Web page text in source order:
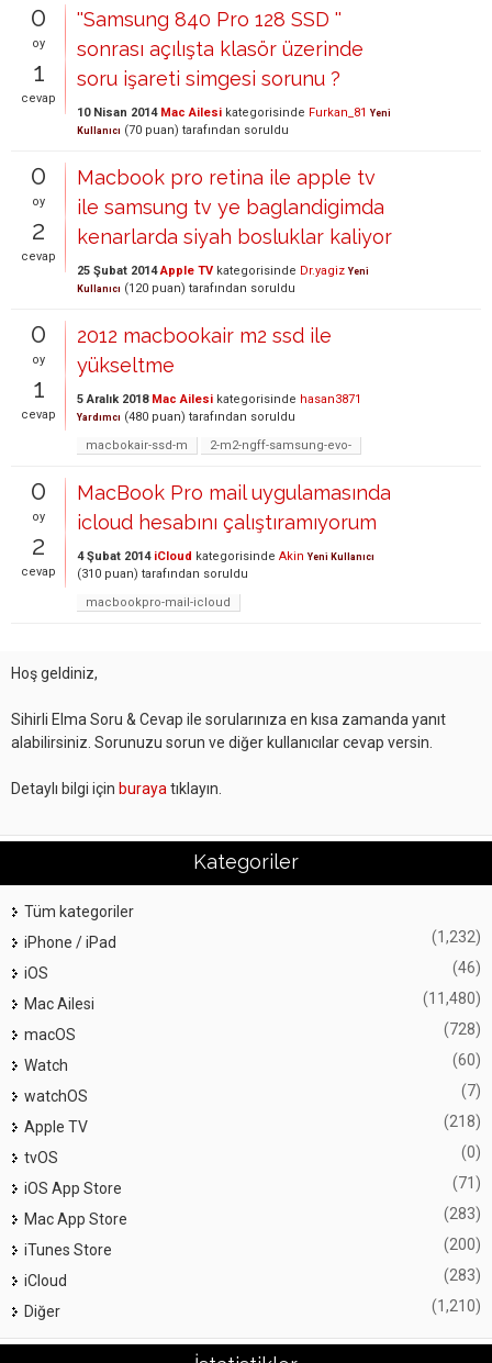
0
oy
1
cevap
''Samsung 840 Pro 128 SSD ''
sonrası açılışta klasör üzerinde
soru işareti simgesi sorunu ?
10 Nisan 2014 Mac Ailesi kategorisinde Furkan_81 Yeni
Kullanıcı (70 puan) tarafından soruldu
0
oy
2
cevap
Macbook pro retina ile apple tv
ile samsung tv ye baglandigimda
kenarlarda siyah bosluklar kaliyor
25 Şubat 2014 Apple TV kategorisinde Dr.yagiz Yeni
Kullanıcı (120 puan) tarafından soruldu
0
oy
1
cevap
2012 macbookair m2 ssd ile
yükseltme
5 Aralık 2018 Mac Ailesi kategorisinde hasan3871
Yardımcı (480 puan) tarafından soruldu
macbokair-ssd-m
2-m2-ngff-samsung-evo-
0
oy
2
cevap
MacBook Pro mail uygulamasında
icloud hesabını çalıştıramıyorum
4 Şubat 2014 iCloud kategorisinde Akin Yeni Kullanıcı
(310 puan) tarafından soruldu
macbookpro-mail-icloud
Hoş geldiniz,
Sihirli Elma Soru & Cevap ile sorularınıza en kısa zamanda yanıt
alabilirsiniz. Sorunuzu sorun ve diğer kullanıcılar cevap versin.
Detaylı bilgi için buraya tıklayın.
Kategoriler
Tüm kategoriler
iPhone / iPad
(1,232)
iOS (46)
Mac Ailesi (11,480)
macOS (728)
Watch (60)
watchOS (7)
Apple TV (218)
tvOS (0)
iOS App Store (71)
Mac App Store (283)
iTunes Store (200)
iCloud (283)
Diğer (1,210)